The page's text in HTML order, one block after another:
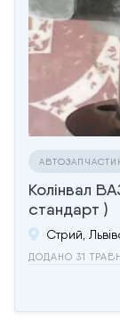
Колінвал
стандарт )
Стрий,
ДОДАНО 31